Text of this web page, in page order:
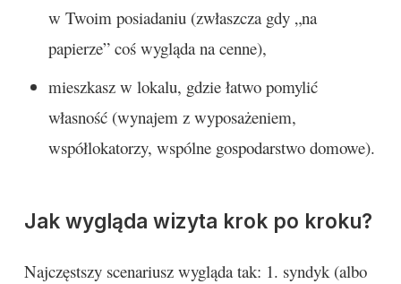
w Twoim posiadaniu (zwłaszcza gdy „na
papierze” coś wygląda na cenne),
mieszkasz w lokalu, gdzie łatwo pomylić
własność (wynajem z wyposażeniem,
współlokatorzy, wspólne gospodarstwo domowe).
Jak wygląda wizyta krok po kroku?
Najczęstszy scenariusz wygląda tak: 1. syndyk (albo